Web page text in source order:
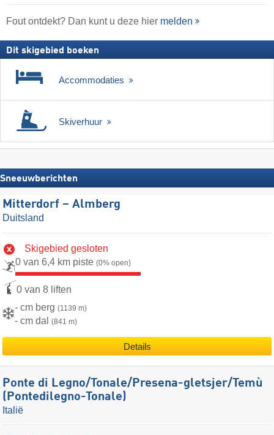
Fout ontdekt? Dan kunt u deze hier melden
Dit skigebied boeken
Accommodaties
Skiverhuur
Sneeuwberichten
Mitterdorf – Almberg
Duitsland
Skigebied gesloten
0 van 6,4 km piste (0% open)
0 van 8 liften
- cm berg (1139 m)
- cm dal (841 m)
Details
Ponte di Legno/​​Tonale/​​Presena-gletsjer/​​Temù
(Pontedilegno-Tonale)
Italië